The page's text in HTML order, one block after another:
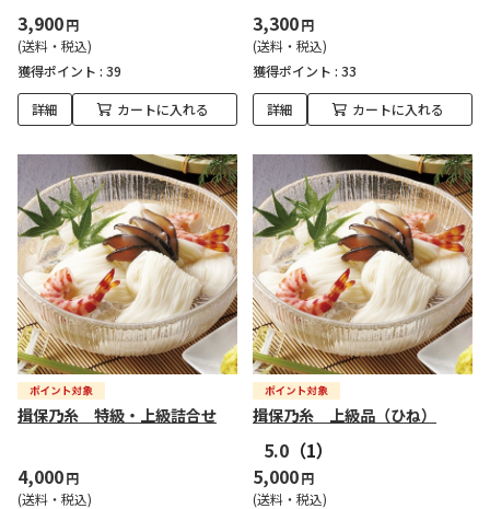
3,900円
(送料・税込)
獲得ポイント : 39
詳細 カートに入れる
3,300円
(送料・税込)
獲得ポイント : 33
詳細 カートに入れる
揖保乃糸 特級・上級詰合せ
4,000円
(送料・税込)
揖保乃糸 上級品（ひね）
5.0 （1）
5,000円
(送料・税込)